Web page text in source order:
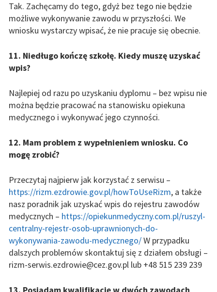
Tak. Zachęcamy do tego, gdyż bez tego nie będzie
możliwe wykonywanie zawodu w przyszłości. We
wniosku wystarczy wpisać, że nie pracuje się obecnie.
11. Niedługo kończę szkołę. Kiedy muszę uzyskać
wpis?
Najlepiej od razu po uzyskaniu dyplomu – bez wpisu nie
można będzie pracować na stanowisku opiekuna
medycznego i wykonywać jego czynności.
12. Mam problem z wypełnieniem wniosku. Co
mogę zrobić?
Przeczytaj najpierw jak korzystać z serwisu –
https://rizm.ezdrowie.gov.pl/howToUseRizm, a także
nasz poradnik jak uzyskać wpis do rejestru zawodów
medycznych – https://opiekunmedyczny.com.pl/ruszyl-
centralny-rejestr-osob-uprawnionych-do-
wykonywania-zawodu-medycznego/W przypadku
dalszych problemów skontaktuj się z działem obsługi –
rizm-serwis.ezdrowie@cez.gov.pl lub +48 515 239 239